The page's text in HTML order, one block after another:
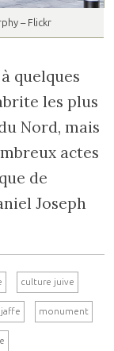
– Flickr
quelques
les plus
Nord, mais
actes
de
Joseph
culture juive
jaffe monument